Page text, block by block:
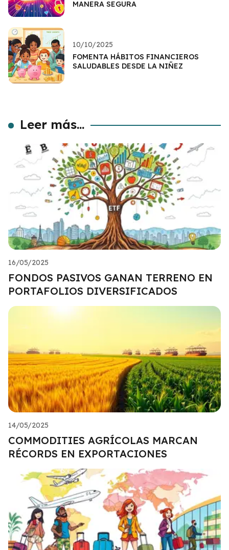
MANERA SEGURA
10/10/2025
FOMENTA HÁBITOS FINANCIEROS
SALUDABLES DESDE LA NIÑEZ
Leer más...
16/05/2025
FONDOS PASIVOS GANAN TERRENO EN
PORTAFOLIOS DIVERSIFICADOS
14/05/2025
COMMODITIES AGRÍCOLAS MARCAN
RÉCORDS EN EXPORTACIONES